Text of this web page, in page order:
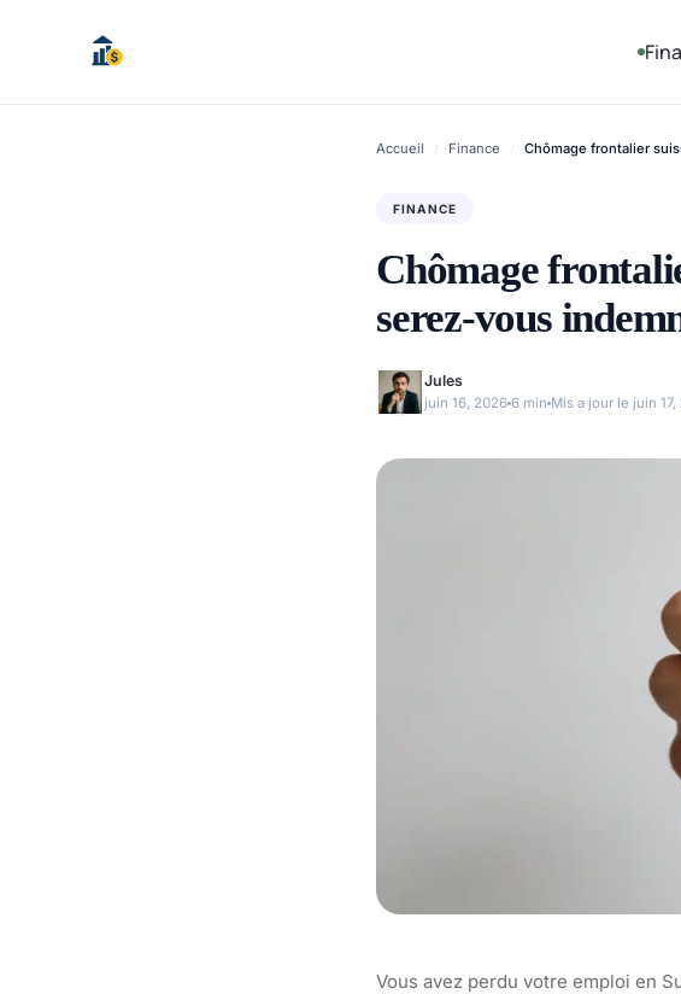
Accueil / Finance / Chômage frontalier
FINANCE
Chômage
serez-vous
Jules
juin 16, 2026 6 min Mis a jour le juin
Vous avez perdu votre emploi en